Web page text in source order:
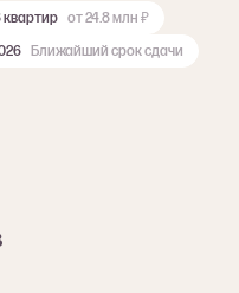
квартир от 24.8 млн ₽
Ближайший срок сдачи